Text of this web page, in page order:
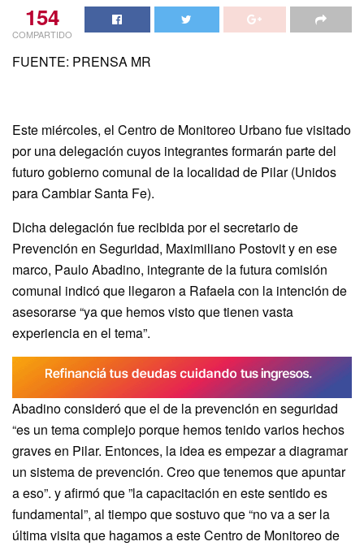
154
COMPARTIDO
FUENTE: PRENSA MR
Este miércoles, el Centro de Monitoreo Urbano fue visitado
por una delegación cuyos integrantes formarán parte del
futuro gobierno comunal de la localidad de Pilar (Unidos
para Cambiar Santa Fe).
Dicha delegación fue recibida por el secretario de
Prevención en Seguridad, Maximiliano Postovit y en ese
marco, Paulo Abadino, integrante de la futura comisión
comunal indicó que llegaron a Rafaela con la intención de
asesorarse “ya que hemos visto que tienen vasta
experiencia en el tema”.
Abadino consideró que el de la prevención en seguridad
“es un tema complejo porque hemos tenido varios hechos
graves en Pilar. Entonces, la idea es empezar a diagramar
un sistema de prevención. Creo que tenemos que apuntar
a eso”. y afirmó que ”la capacitación en este sentido es
fundamental”, al tiempo que sostuvo que “no va a ser la
última visita que hagamos a este Centro de Monitoreo de